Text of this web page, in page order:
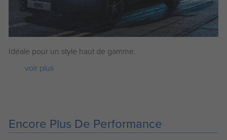
Idéale pour un style haut de gamme.
voir plus
Encore Plus De Performance